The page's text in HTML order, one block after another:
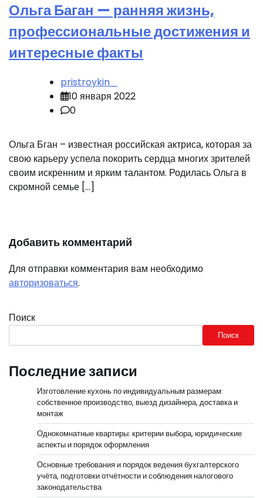
Ольга Баган — ранняя жизнь,
профессиональные достижения и
интересные факты
pristroykin_
10 января 2022
0
Ольга Бган – известная российская актриса, которая за
свою карьеру успела покорить сердца многих зрителей
своим искренним и ярким талантом. Родилась Ольга в
скромной семье […]
Добавить комментарий
Для отправки комментария вам необходимо
авторизоваться.
Поиск
Поиск
Последние записи
Изготовление кухонь по индивидуальным размерам:
собственное производство, выезд дизайнера, доставка и
монтаж
Однокомнатные квартиры: критерии выбора, юридические
аспекты и порядок оформления
Основные требования и порядок ведения бухгалтерского
учёта, подготовки отчётности и соблюдения налогового
законодательства